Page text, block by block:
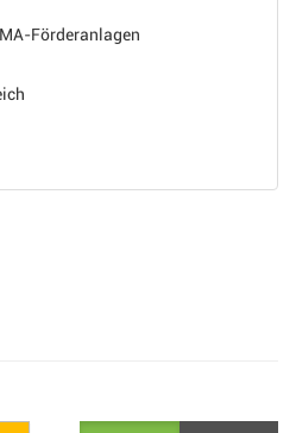
Förderanlagen